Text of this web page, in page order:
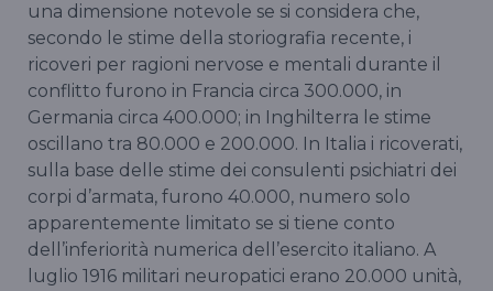
una dimensione notevole se si considera che,
secondo le stime della storiografia recente, i
ricoveri per ragioni nervose e mentali durante il
conflitto furono in Francia circa 300.000, in
Germania circa 400.000; in Inghilterra le stime
oscillano tra 80.000 e 200.000. In Italia i ricoverati,
sulla base delle stime dei consulenti psichiatri dei
corpi d’armata, furono 40.000, numero solo
apparentemente limitato se si tiene conto
dell’inferiorità numerica dell’esercito italiano. A
luglio 1916 militari neuropatici erano 20.000 unità,